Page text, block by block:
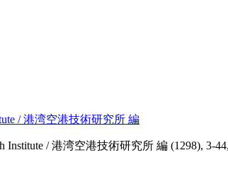
/ 港湾空港技術研究所 編
Institute / 港湾空港技術研究所 編 (1298), 3-